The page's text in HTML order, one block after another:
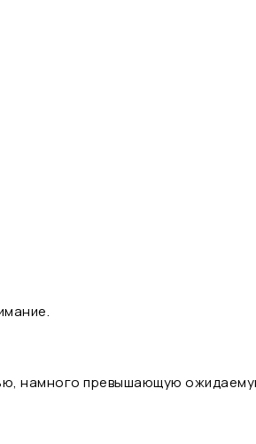
намного превышающую